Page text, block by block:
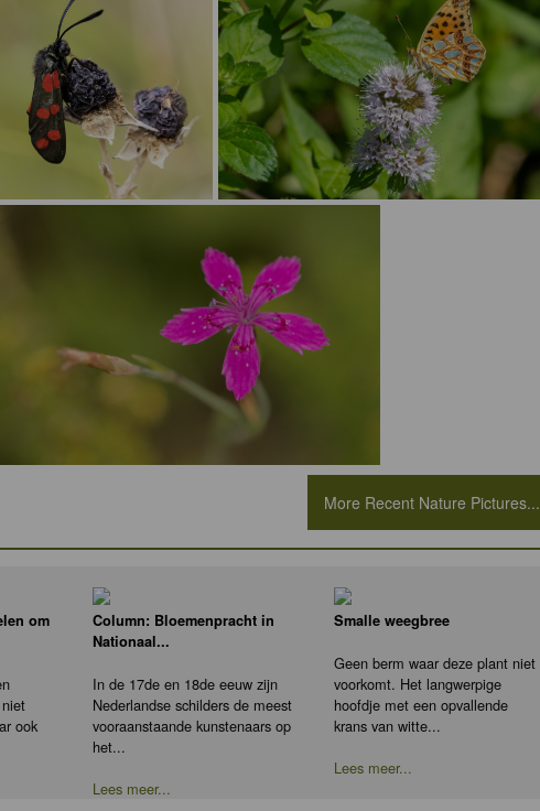
More Recent Nature Pictures...
om
ook
Column: Bloemenpracht in
Nationaal...
In de 17de en 18de eeuw zijn
Nederlandse schilders de meest
vooraanstaande kunstenaars op
het...
Lees meer...
Smalle weegbree
Geen berm waar deze plant niet
voorkomt. Het langwerpige
hoofdje met een opvallende
krans van witte...
Lees meer...